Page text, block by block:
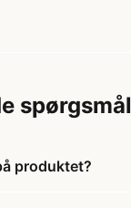
spørgsmål
produktet?